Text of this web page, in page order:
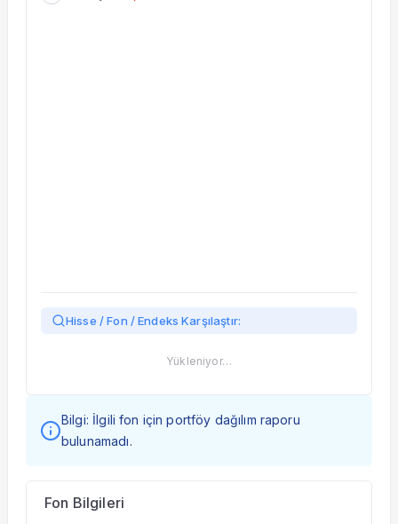
Hisse / Fon / Endeks Karşılaştır:
Yükleniyor…
Bilgi: İlgili fon için portföy dağılım raporu
bulunamadı.
Fon Bilgileri